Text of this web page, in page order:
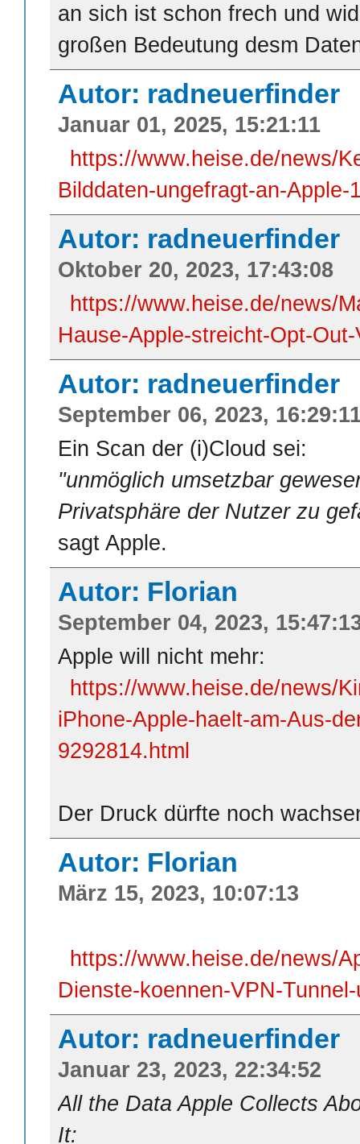
an sich ist schon frech und
großen Bedeutung desm
Autor: radneuerfinder
Januar 01, 2025, 15:21:11
https://www.heise.de/news/
Bilddaten-ungefragt-an-Apple-
Autor: radneuerfinder
Oktober 20, 2023, 17:43:08
https://www.heise.de/news/
Hause-Apple-streicht-Opt-
Autor: radneuerfinder
September 06, 2023,
Ein Scan der (i)Cloud sei:
"unmöglich umsetzbar
Privatsphäre der Nutzer zu
sagt Apple.
Autor: Florian
September 04, 2023,
Apple will nicht mehr:
https://www.heise.de/news/
iPhone-Apple-haelt-am-Aus-
9292814.html
Der Druck dürfte noch
Autor: Florian
März 15, 2023, 10:07:13
https://www.heise.de/news/
Dienste-koennen-VPN-
Autor: radneuerfinder
Januar 23, 2023, 22:34:52
All the Data Apple Collects
It: